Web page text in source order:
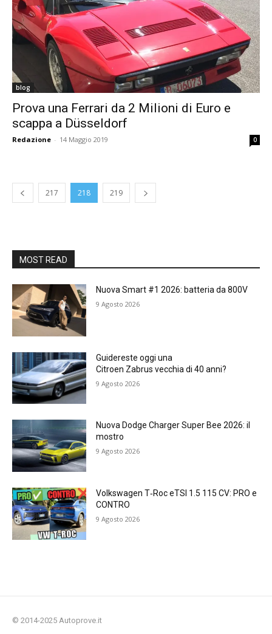
blog
Prova una Ferrari da 2 Milioni di Euro e
scappa a Düsseldorf
Redazione - 14 Maggio 2019 0
217 218 219
MOST READ
Nuova Smart #1 2026: batteria da 800V
9 Agosto 2026
Guidereste oggi una
Citroen Zabrus vecchia di 40 anni?
9 Agosto 2026
Nuova Dodge Charger Super Bee 2026: il
mostro
9 Agosto 2026
Volkswagen T‑Roc eTSI 1.5 115 CV: PRO e
CONTRO
9 Agosto 2026
© 2014-2025 Autoprove.it